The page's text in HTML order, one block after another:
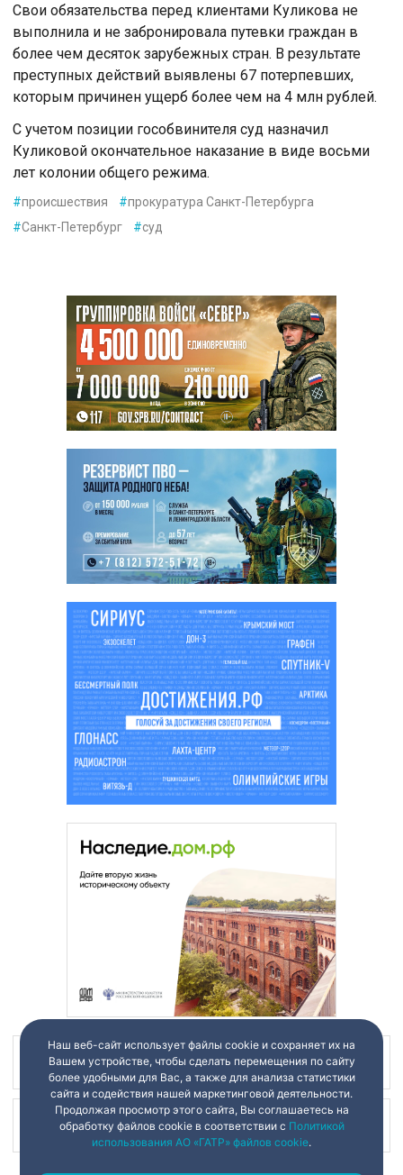
Свои обязательства перед клиентами Куликова не
выполнила и не забронировала путевки граждан в
более чем десяток зарубежных стран. В результате
преступных действий выявлены 67 потерпевших,
которым причинен ущерб более чем на 4 млн рублей.
С учетом позиции гособвинителя суд назначил
Куликовой окончательное наказание в виде восьми
лет колонии общего режима.
#происшествия #прокуратура Санкт-Петербурга
#Санкт-Петербург #суд
Наш канал в
Наш канал в
Наш веб-сайт использует файлы cookie и сохраняет их на
Вашем устройстве, чтобы сделать перемещения по сайту
более удобными для Вас, а также для анализа статистики
сайта и содействия нашей маркетинговой деятельности.
Продолжая просмотр этого сайта, Вы соглашаетесь на
обработку файлов cookie в соответствии с Политикой
использования АО «ГАТР» файлов cookie.